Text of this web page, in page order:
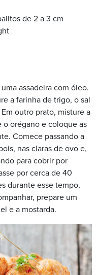
de 2 a 3 cm
assadeira com óleo.
a farinha de trigo, o sal
outro prato, misture a
o orégano e coloque as
Comece passando a
nas claras de ovo e,
para cobrir por
por cerca de 40
durante esse tempo,
prepare um
e a mostarda.